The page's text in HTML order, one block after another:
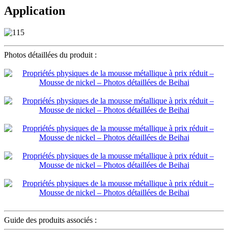
Application
Photos détaillées du produit :
Guide des produits associés :